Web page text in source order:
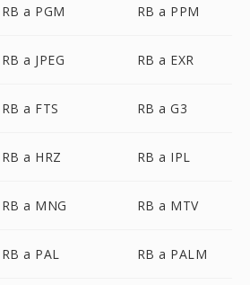
RB a PGM RB a PPM
RB a JPEG RB a EXR
RB a FTS RB a G3
RB a HRZ RB a IPL
RB a MNG RB a MTV
RB a PAL RB a PALM